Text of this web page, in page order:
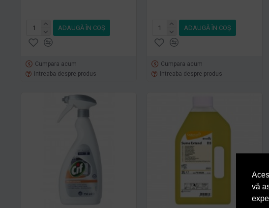
vă
ADAUGĂ ÎN COŞ
Cumpara acum
Intreaba despre produs
ADAUGĂ ÎN COŞ
Cumpara acum
Intreaba despre produs